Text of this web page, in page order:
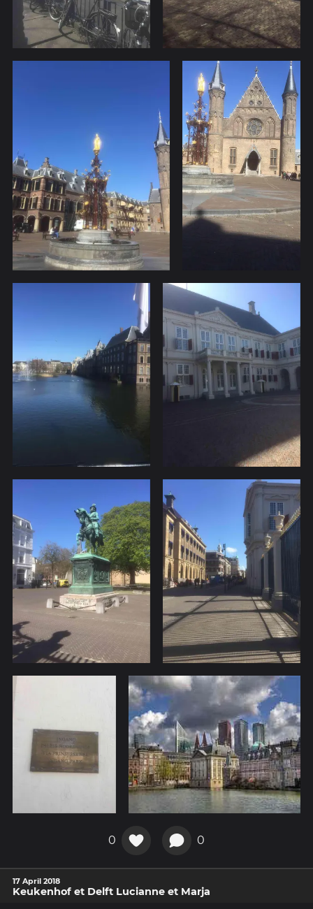
0 0
17 April 2018
Keukenhof et Delft Lucianne et Marja